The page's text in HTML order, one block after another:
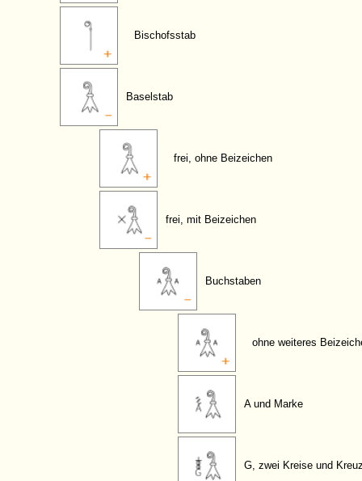
Bischofsstab
Baselstab
frei, ohne Beizeichen
frei, mit Beizeichen
Buchstaben
ohne weiteres
A und Marke
G, zwei Kreise und